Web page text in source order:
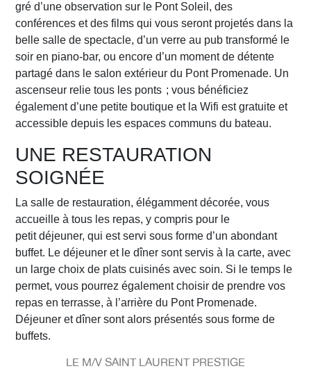
gré d’une observation sur le Pont Soleil, des
conférences et des films qui vous seront projetés dans la
belle salle de spectacle, d’un verre au pub transformé le
soir en piano-bar, ou encore d’un moment de détente
partagé dans le salon extérieur du Pont Promenade. Un
ascenseur relie tous les ponts ; vous bénéficiez
également d’une petite boutique et la Wifi est gratuite et
accessible depuis les espaces communs du bateau.
UNE RESTAURATION
SOIGNÉE
La salle de restauration, élégamment décorée, vous
accueille à tous les repas, y compris pour le
petit déjeuner, qui est servi sous forme d’un abondant
buffet. Le déjeuner et le dîner sont servis à la carte, avec
un large choix de plats cuisinés avec soin. Si le temps le
permet, vous pourrez également choisir de prendre vos
repas en terrasse, à l’arrière du Pont Promenade.
Déjeuner et dîner sont alors présentés sous forme de
buffets.
LE M/V SAINT LAURENT PRESTIGE